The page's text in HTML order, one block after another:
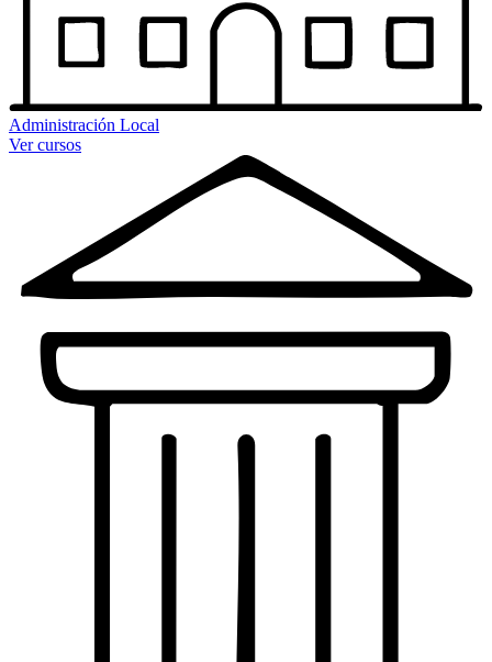
Administración Local
Ver cursos